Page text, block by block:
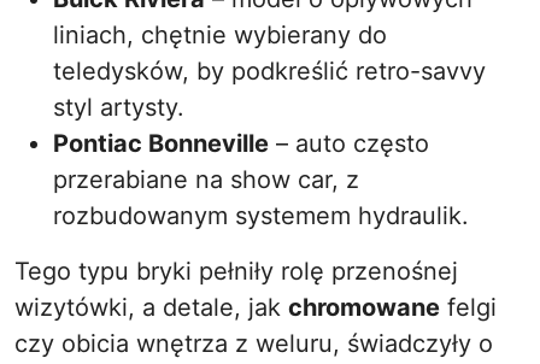
liniach, chętnie wybierany do
teledysków, by podkreślić retro-savvy
styl artysty.
Pontiac Bonneville – auto często
przerabiane na show car, z
rozbudowanym systemem hydraulik.
Tego typu bryki pełniły rolę przenośnej
wizytówki, a detale, jak chromowane felgi
czy obicia wnętrza z weluru, świadczyły o